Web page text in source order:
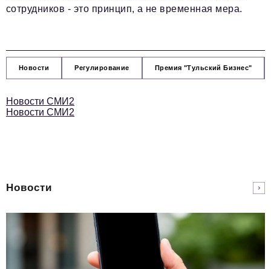
сотрудников - это принцип, а не временная мера.
Новости Регулирование Премия "Тульский Бизнес"
Новости СМИ2
Новости СМИ2
Новости